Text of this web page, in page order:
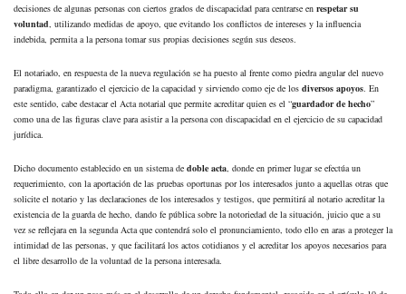
decisiones de algunas personas con ciertos grados de discapacidad para centrarse en respetar su
voluntad , utilizando medidas de apoyo, que evitando los conflictos de intereses y la influencia
indebida, permita a la persona tomar sus propias decisiones según sus deseos.
El notariado, en respuesta de la nueva regulación se ha puesto al frente como piedra angular del nuevo
paradigma, garantizado el ejercicio de la capacidad y sirviendo como eje de los diversos apoyos . En
este sentido, cabe destacar el Acta notarial que permite acreditar quien es el “guardador de hecho”
como una de las figuras clave para asistir a la persona con discapacidad en el ejercicio de su capacidad
jurídica.
Dicho documento establecido en un sistema de doble acta , donde en primer lugar se efectúa un
requerimiento, con la aportación de las pruebas oportunas por los interesados junto a aquellas otras que
solicite el notario y las declaraciones de los interesados y testigos, que permitirá al notario acreditar la
existencia de la guarda de hecho, dando fe pública sobre la notoriedad de la situación, juicio que a su
vez se reflejara en la segunda Acta que contendrá solo el pronunciamiento, todo ello en aras a proteger la
intimidad de las personas, y que facilitará los actos cotidianos y el acreditar los apoyos necesarios para
el libre desarrollo de la voluntad de la persona interesada.